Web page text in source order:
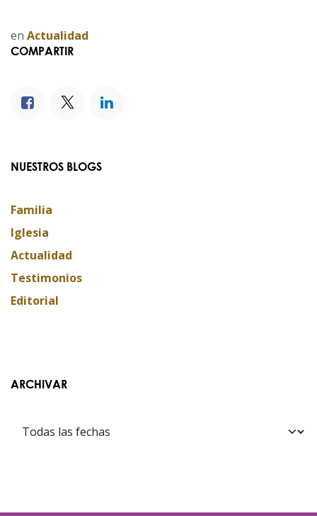
en Actualidad
COMPARTIR
NUESTROS BLOGS
Familia
Iglesia
Actualidad
Testimonios
Editorial
ARCHIVAR